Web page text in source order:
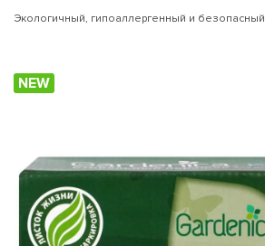
Экологичный, гипоаллергенный и безопасный
NEW